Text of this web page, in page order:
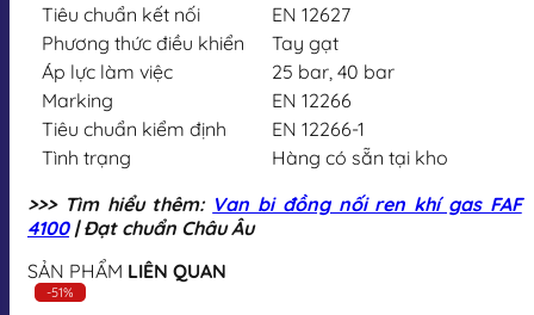
Tiêu chuẩn kết nối
EN 12627
Phương thức điều khiển
Tay gạt
Áp lực làm việc
25 bar, 40 bar
Marking
EN 12266
Tiêu chuẩn kiểm định
EN 12266-1
Tình trạng
Hàng có sẵn tại kho
>>> Tìm hiểu thêm: Van bi đồng nối ren khí gas FAF
4100| Đạt chuẩn Châu Âu
SẢN PHẨM LIÊN QUAN
-51%